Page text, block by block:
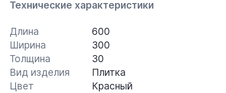
Технические характеристики
Длина
600
Ширина
300
Толщина
30
Вид изделия
Плитка
Цвет
Красный